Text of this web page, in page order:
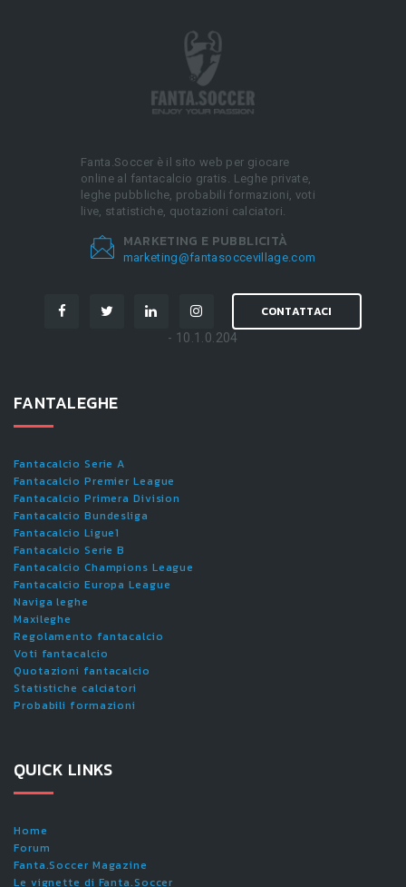
Fanta.Soccer è il sito web per giocare
online al fantacalcio gratis. Leghe private,
leghe pubbliche, probabili formazioni, voti
live, statistiche, quotazioni calciatori.
MARKETING E PUBBLICITÀ
marketing@fantasoccevillage.com
CONTATTACI
- 10.1.0.204
FANTALEGHE
Fantacalcio Serie A
Fantacalcio Premier League
Fantacalcio Primera Division
Fantacalcio Bundesliga
Fantacalcio Ligue1
Fantacalcio Serie B
Fantacalcio Champions League
Fantacalcio Europa League
Naviga leghe
Maxileghe
Regolamento fantacalcio
Voti fantacalcio
Quotazioni fantacalcio
Statistiche calciatori
Probabili formazioni
QUICK LINKS
Home
Forum
Fanta.Soccer Magazine
Le vignette di Fanta.Soccer